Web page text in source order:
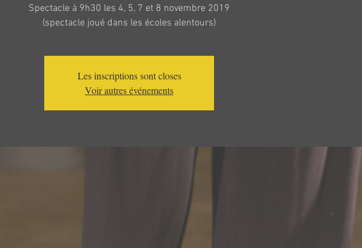
Spectacle à 9h30 les 4, 5, 7 et 8 novembre 2019
(spectacle joué dans les écoles alentours)
Les inscriptions sont closes
Voir autres événements